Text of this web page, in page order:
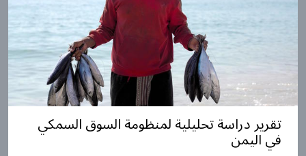
تقرير دراسة تحليلية لمنظومة السوق السمكي
في اليمن